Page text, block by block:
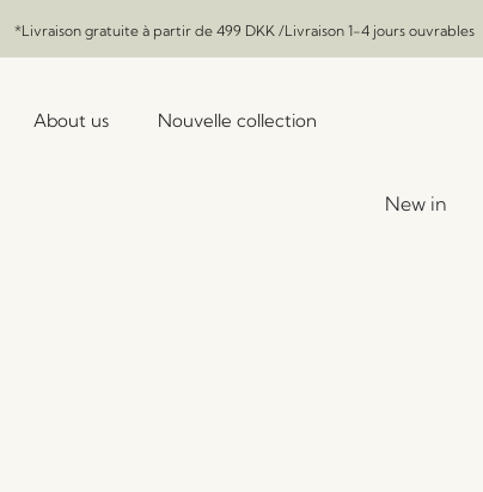
*Livraison gratuite à partir de 499 DKK /Livraison 1-4 jours ouvrables
About us Nouvelle collection
New in